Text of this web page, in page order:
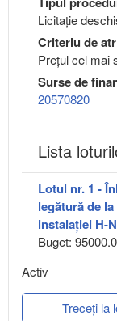
Licitație
Criteriu de
Preţul cel mai
Surse de
20570820
Lista
Lotul nr. 1 -
legătură de
instalației H-
Buget:
Activ
Treceți la